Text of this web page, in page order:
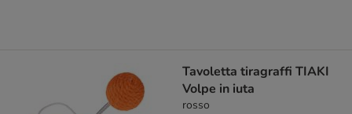
Tavoletta tiragraffi TIAKI
Volpe in iuta
rosso